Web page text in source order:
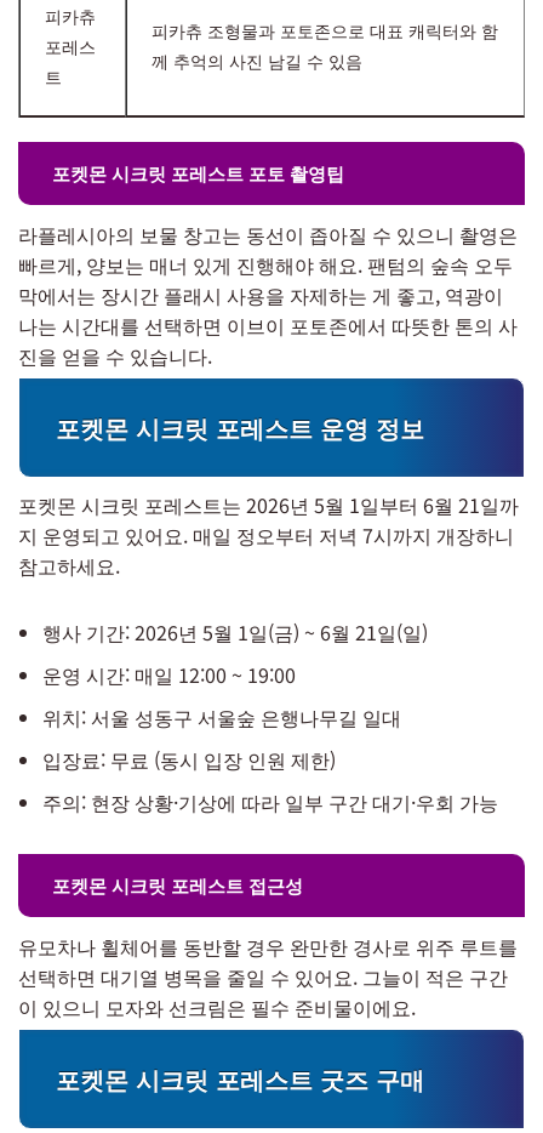
피카츄
포레스
트
피카츄 조형물과 포토존으로 대표 캐릭터와 함
께 추억의 사진 남길 수 있음
포켓몬 시크릿 포레스트 포토 촬영팁
라플레시아의 보물 창고는 동선이 좁아질 수 있으니 촬영은
빠르게, 양보는 매너 있게 진행해야 해요. 팬텀의 숲속 오두
막에서는 장시간 플래시 사용을 자제하는 게 좋고, 역광이
나는 시간대를 선택하면 이브이 포토존에서 따뜻한 톤의 사
진을 얻을 수 있습니다.
포켓몬 시크릿 포레스트 운영 정보
포켓몬 시크릿 포레스트는 2026년 5월 1일부터 6월 21일까
지 운영되고 있어요. 매일 정오부터 저녁 7시까지 개장하니
참고하세요.
행사 기간: 2026년 5월 1일(금) ~ 6월 21일(일)
운영 시간: 매일 12:00 ~ 19:00
위치: 서울 성동구 서울숲 은행나무길 일대
입장료: 무료 (동시 입장 인원 제한)
주의: 현장 상황·기상에 따라 일부 구간 대기·우회 가능
포켓몬 시크릿 포레스트 접근성
유모차나 휠체어를 동반할 경우 완만한 경사로 위주 루트를
선택하면 대기열 병목을 줄일 수 있어요. 그늘이 적은 구간
이 있으니 모자와 선크림은 필수 준비물이에요.
포켓몬 시크릿 포레스트 굿즈 구매